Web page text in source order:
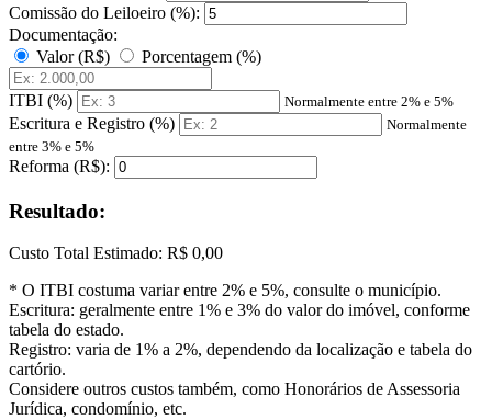
Comissão do Leiloeiro (%):
Documentação:
Valor (R$)
Porcentagem (%)
ITBI (%) Normalmente entre 2% e 5%
Escritura e Registro (%)
Normalmente
entre 3% e 5%
Reforma (R$):
Resultado:
Custo Total Estimado: R$ 0,00
* O ITBI costuma variar entre 2% e 5%, consulte o município.
Escritura: geralmente entre 1% e 3% do valor do imóvel, conforme
tabela do estado.
Registro: varia de 1% a 2%, dependendo da localização e tabela do
cartório.
Considere outros custos também, como Honorários de Assessoria
Jurídica, condomínio, etc.